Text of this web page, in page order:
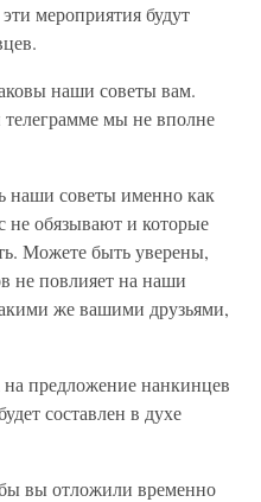
мероприятия будут
наши советы вам.
мы не вполне
наши советы именно как
не обязывают и которые
Можете быть уверены,
не повлияет на наши
же вашими друзьями,
на предложение нанкинцев
составлен в духе
вы отложили временно